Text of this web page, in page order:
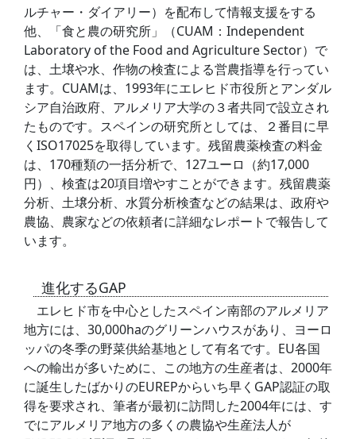
ルチャー・ダイアリー）を配布して情報支援をする
他、「食と農の研究所」（CUAM：Independent
Laboratory of the Food and Agriculture Sector）で
は、土壌や水、作物の検査による営農指導を行ってい
ます。CUAMは、1993年にエレヒド市役所とアンダル
シア自治政府、アルメリア大学の３者共同で設立され
たものです。スペインの研究所としては、２番目に早
くISO17025を取得しています。残留農薬検査の料金
は、170種類の一括分析で、127ユーロ（約17,000
円）、検査は20項目増やすことができます。残留農薬
分析、土壌分析、水質分析検査などの結果は、政府や
農協、農家などの依頼者に詳細なレポートで報告して
います。
進化するGAP
エレヒド市を中心としたスペイン南部のアルメリア
地方には、30,000haのグリーンハウスがあり、ヨーロ
ッパの冬季の野菜供給基地として有名です。EU各国
への輸出が多いために、この地方の生産者は、2000年
に誕生したばかりのEUREPからいち早くGAP認証の取
得を要求され、筆者が最初に訪問した2004年には、す
でにアルメリア地方の多くの農協や生産法人が